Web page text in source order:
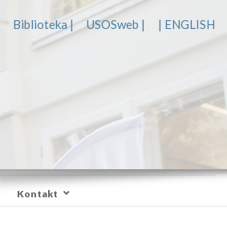
Biblioteka | USOSweb | | ENGLISH
Kontakt